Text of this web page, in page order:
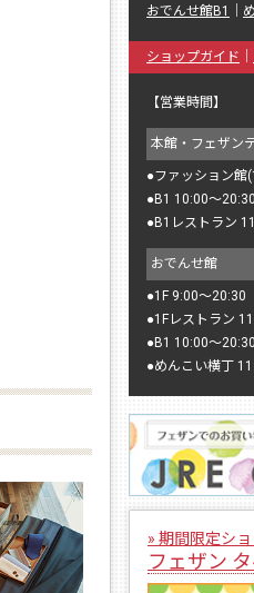
おでんせ館B1
ショップガイド
【営業時間】
本館・フェザン
●ファッション館
●B1 10:00〜20:30
●B1レストラン
おでんせ館
●1F 9:00〜20:30
●1Fレストラン
●B1 10:00〜20:30
●めんこい横丁
» 期間限定シ
フェザン